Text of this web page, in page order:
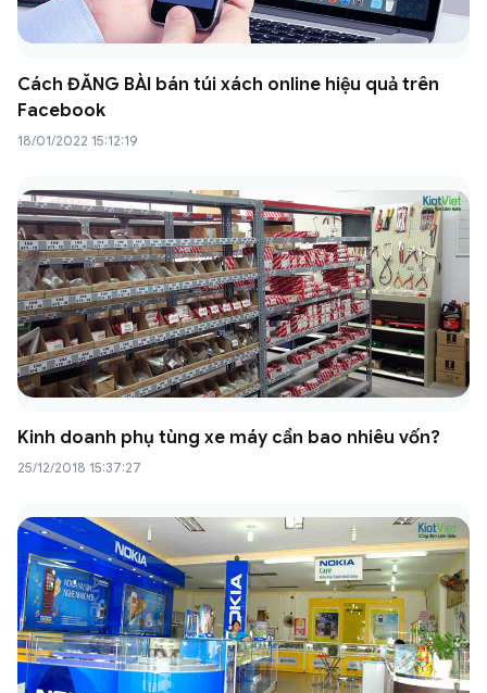
Cách ĐĂNG BÀI bán túi xách online hiệu quả trên
Facebook
18/01/2022 15:12:19
Kinh doanh phụ tùng xe máy cần bao nhiêu vốn?
25/12/2018 15:37:27